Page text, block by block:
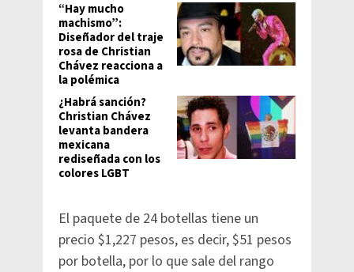
“Hay mucho
machismo”:
Diseñador del traje
rosa de Christian
Chávez reacciona a
la polémica
¿Habrá sanción?
Christian Chávez
levanta bandera
mexicana
rediseñada con los
colores LGBT
El paquete de 24 botellas tiene un
precio $1,227 pesos, es decir, $51 pesos
por botella, por lo que sale del rango